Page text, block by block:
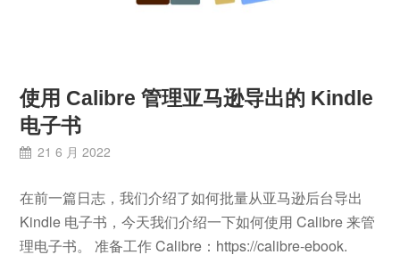
使用 Calibre 管理亚马逊导出的 Kindle
电子书
21 6 月 2022
在前一篇日志，我们介绍了如何批量从亚马逊后台导出
Kindle 电子书，今天我们介绍一下如何使用 Calibre 来管
理电子书。 准备工作 Calibre：https://calibre-ebook.